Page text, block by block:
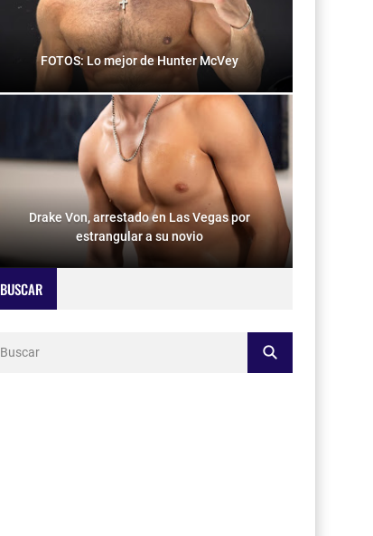
FOTOS: Lo mejor de Hunter McVey
Drake Von, arrestado en Las Vegas por
estrangular a su novio
BUSCAR